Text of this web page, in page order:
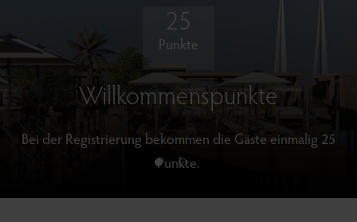
25
Punkte
Willkommenspunkte
Bei der Registrierung bekommen die Gäste einmalig 25
Punkte.